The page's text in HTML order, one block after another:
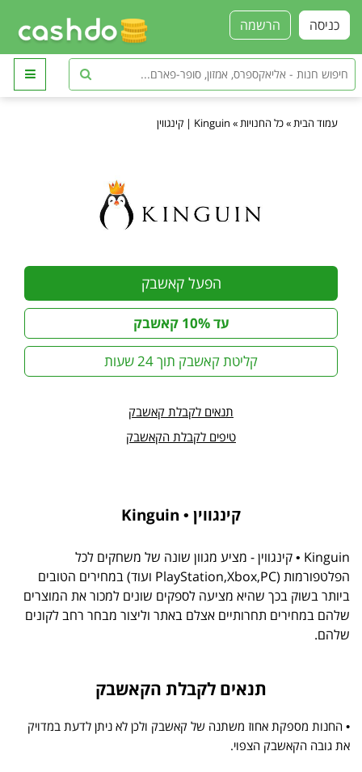
הרשמה כניסה
עמוד הבית »כל החנויות » Kinguin | קינגווין
הפעל קאשבק
עד 10% קאשבק
קליטת קאשבק תוך 24 שעות
תנאים לקבלת קאשבק
טיפים לקבלת הקאשבק
קינגווין • Kinguin
Kinguin • קינגווין - מציע מגוון שונה של משחקים לכל
הפלטפורמות (PlayStation,Xbox,PC ועוד) במחירים הטובים
ביותר בשוק בכך שהיא מציעה לספקים שונים למכור את המוצרים
שלהם במחירים תחרותיים אצלם באתר וליצור מבחר רחב לקונים
שלהם.
תנאים לקבלת הקאשבק
• החנות מספקת אחוז משתנה של קאשבק ולכן לא ניתן לדעת במדויק
את גובה הקאשבק הצפוי.